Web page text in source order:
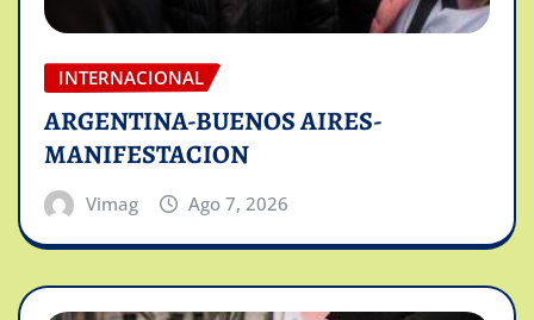
INTERNACIONAL
ARGENTINA-BUENOS AIRES-
MANIFESTACION
Vimag Ago 7, 2026